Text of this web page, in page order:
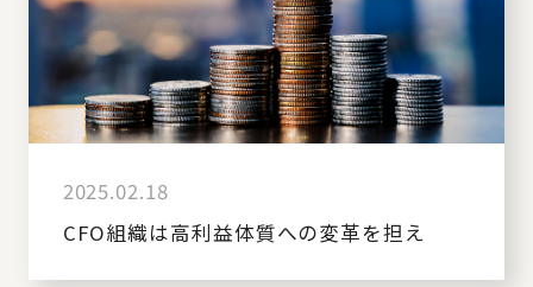
2025.02.18
CFO組織は高利益体質への変革を担え